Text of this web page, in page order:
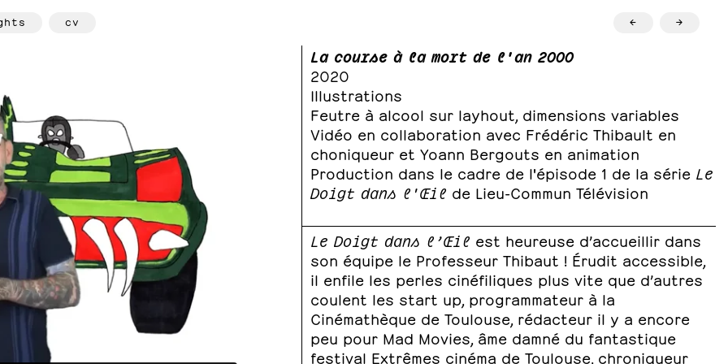
cv ← →
La course à la mort de l'an 2000
2020
Illustrations
Feutre à alcool sur layhout, dimensions variables
Vidéo en collaboration avec Frédéric Thibault en
choniqueur et Yoann Bergouts en animation
Production dans le cadre de l'épisode 1 de la série Le
Doigt dans l'Œil de Lieu-Commun Télévision
Le Doigt dans l’Œil est heureuse d’accueillir dans
son équipe le Professeur Thibaut ! Érudit accessible,
il enfile les perles cinéfiliques plus vite que d’autres
coulent les start up, programmateur à la
Cinémathèque de Toulouse, rédacteur il y a encore
peu pour Mad Movies, âme damné du fantastique
festival Extrêmes cinéma de Toulouse, chroniqueur